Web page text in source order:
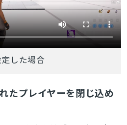
した場合
たプレイヤーを閉じ込め